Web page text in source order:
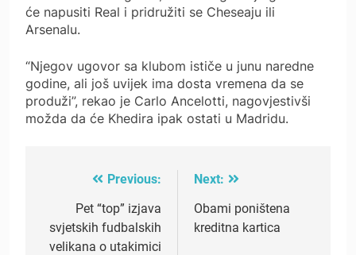
će napusiti Real i pridružiti se Cheseaju ili
Arsenalu.
“Njegov ugovor sa klubom ističe u junu naredne
godine, ali još uvijek ima dosta vremena da se
produži”, rekao je Carlo Ancelotti, nagovjestivši
možda da će Khedira ipak ostati u Madridu.
navigation
Previous:
Pet “top” izjava
svjetskih fudbalskih
velikana o utakimici
Next:
Obami poništena
kreditna kartica